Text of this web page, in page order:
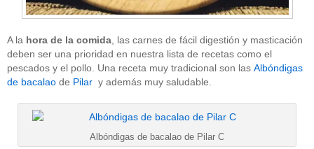
A la hora de la comida , las carnes de fácil digestión y masticación
deben ser una prioridad en nuestra lista de recetas como el
pescados y el pollo. Una receta muy tradicional son las Albóndigas
de bacalao de Pilar y además muy saludable.
Albóndigas de bacalao de Pilar C